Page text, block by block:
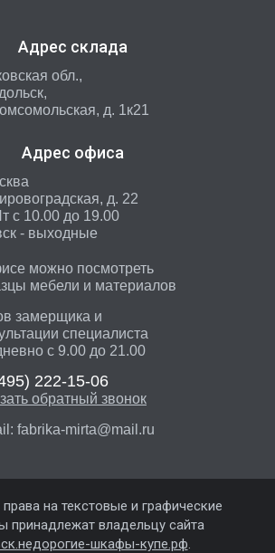
Адрес склада
обл.,
д. 1к21
Адрес офиса
д. 22
с 10.00 до 19.00
- выходные
можно посмотреть
мебели и материалов
замерщика и
специалиста
с 9.00 до 21.00
222-15-06
обратный звонок
fabrika-mirta@mail.ru
на текстовые и графические
принадлежат владельцу сайта
шкафы-купе.рф.